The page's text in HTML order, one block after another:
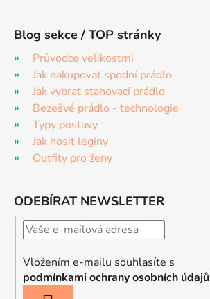
Blog sekce / TOP stránky
Průvodce velikostmi
Jak nakupovat spodní prádlo
Jak vybrat stahovací prádlo
Bezešvé prádlo - technologie
Typy postavy
Jak nosit legíny
Outfity pro ženy
ODEBÍRAT NEWSLETTER
Vložením e-mailu souhlasíte s
podmínkami ochrany osobních údajů